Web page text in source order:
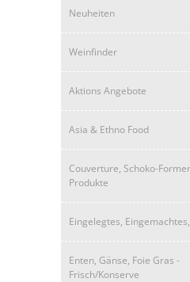
Neuheiten
Weinfinder
Aktions Angebote
Asia & Ethno Food
Couverture, Schoko-
Produkte
Eingelegtes,
Enten, Gänse, Foie Gras -
Frisch/Konserve